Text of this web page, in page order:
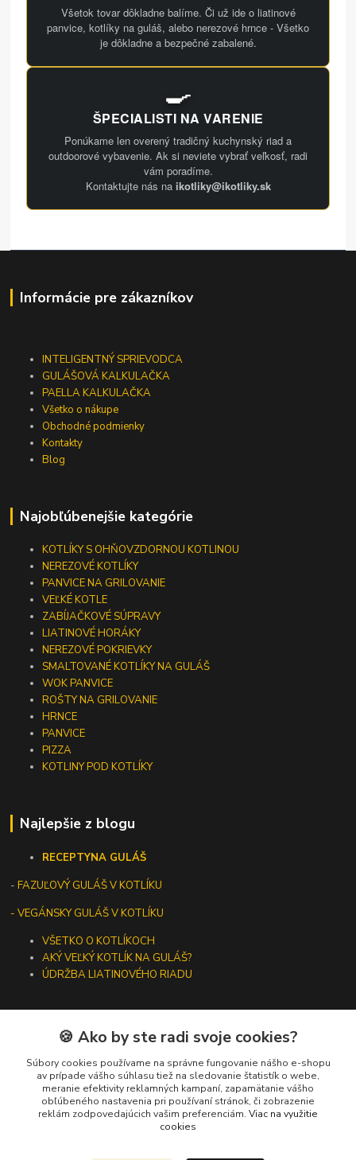
Všetok tovar dôkladne balíme. Či už ide o liatinové
panvice, kotlíky na guláš, alebo nerezové hrnce - Všetko
je dôkladne a bezpečné zabalené.
🍳
ŠPECIALISTI NA VARENIE
Ponúkame len overený tradičný kuchynský riad a
outdoorové vybavenie. Ak si neviete vybrať veľkosť, radi
vám poradíme.
Kontaktujte nás na ikotliky@ikotliky.sk
Informácie pre zákazníkov
INTELIGENTNÝ SPRIEVODCA
GULÁŠOVÁ KALKULAČKA
PAELLA KALKULAČKA
Všetko o nákupe
Obchodné podmienky
Kontakty
Blog
Najobľúbenejšie kategórie
KOTLÍKY S OHŇOVZDORNOU KOTLINOU
NEREZOVÉ KOTLÍKY
PANVICE NA GRILOVANIE
VEĽKÉ KOTLE
ZABÍJAČKOVÉ SÚPRAVY
LIATINOVÉ HORÁKY
NEREZOVÉ POKRIEVKY
SMALTOVANÉ KOTLÍKY NA GULÁŠ
WOK PANVICE
ROŠTY NA GRILOVANIE
HRNCE
PANVICE
PIZZA
KOTLINY POD KOTLÍKY
Najlepšie z blogu
RECEPTYNA GULÁŠ
-FAZUĽOVÝ GULÁŠ V KOTLÍKU
- VEGÁNSKY GULÁŠ V KOTLÍKU
VŠETKO O KOTLÍKOCH
AKÝ VEĽKÝ KOTLÍK NA GULÁŠ?
ÚDRŽBA LIATINOVÉHO RIADU
Kontakty
+421 919 275 553
(Po-Pia, 10-13 hod.)
🍪 Ako by ste radi svoje cookies?
Súbory cookies používame na správne fungovanie nášho e-shopu
av prípade vášho súhlasu tiež na sledovanie štatistík o webe,
meranie efektivity reklamných kampaní, zapamätanie vášho
obľúbeného nastavenia pri používaní stránok, či zobrazenie
reklám zodpovedajúcich vašim preferenciám. Viac na využitie
cookies